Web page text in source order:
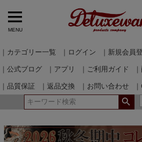
MENU
｜カテゴリー一覧 ｜ログイン ｜新規会員
｜公式ブログ ｜アプリ ｜ご利用ガイド
｜品質保証 ｜返品交換 ｜お問い合わせ